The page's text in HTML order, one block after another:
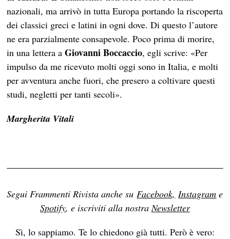
nazionali, ma arrivò in tutta Europa portando la riscoperta
dei classici greci e latini in ogni dove. Di questo l’autore
ne era parzialmente consapevole. Poco prima di morire,
in una lettera aGiovanni Boccaccio, egli scrive: «Per
impulso da me ricevuto molti oggi sono in Italia, e molti
per avventura anche fuori, che presero a coltivare questi
studi, negletti per tanti secoli».
Margherita Vitali
Segui Frammenti Rivista anche suFacebook, Instagram e
Spotify, e iscriviti alla nostraNewsletter
Sì, lo sappiamo. Te lo chiedono già tutti. Però è vero: